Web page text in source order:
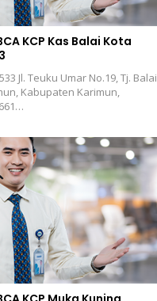
KCP Kas Balai Kota
Jl. Teuku Umar No.19, Tj. Balai
Kabupaten Karimun,